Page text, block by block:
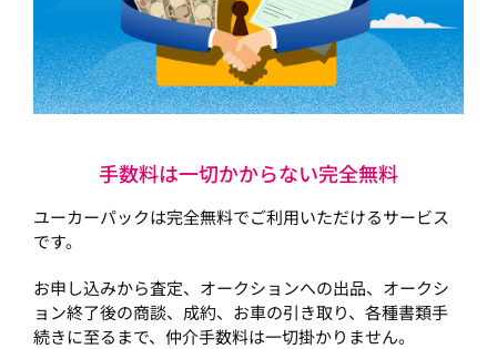
手数料は一切かからない完全無料
ユーカーパックは完全無料でご利用いただけるサービス
です。
お申し込みから査定、オークションへの出品、オークシ
ョン終了後の商談、成約、お車の引き取り、各種書類手
続きに至るまで、仲介手数料は一切掛かりません。